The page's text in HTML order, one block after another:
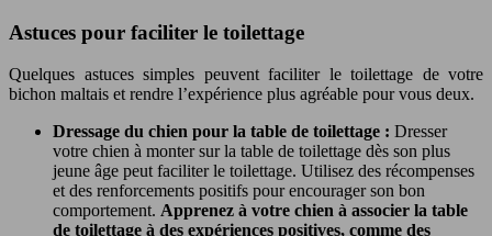
Astuces pour faciliter le toilettage
Quelques astuces simples peuvent faciliter le toilettage de votre
bichon maltais et rendre l’expérience plus agréable pour vous deux.
Dressage du chien pour la table de toilettage : Dresser
votre chien à monter sur la table de toilettage dès son plus
jeune âge peut faciliter le toilettage. Utilisez des récompenses
et des renforcements positifs pour encourager son bon
comportement. Apprenez à votre chien à associer la table
de toilettage à des expériences positives, comme des